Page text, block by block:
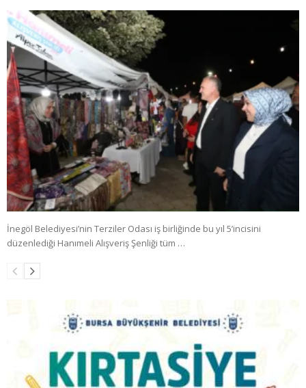
İnegöl Belediyesi’nin Terziler Odası iş birliğinde bu yıl 5’incisini
düzenlediği Hanımeli Alışveriş Şenliği tüm …